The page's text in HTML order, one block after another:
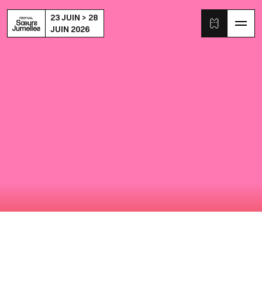
23 JUIN > 28
JUIN 2026